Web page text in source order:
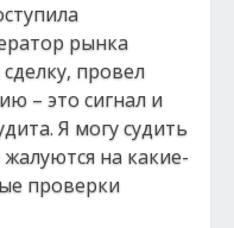
рынка
провел
– это сигнал и
Я могу судить
на какие-
проверки